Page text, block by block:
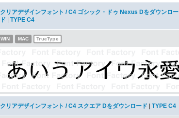
クリアデザインフォント / C4 ゴシック・ドゥ Nexus Dをダウンロー
ド
TYPE C4
WIN MAC TrueType
クリアデザインフォント / C4 スクエア Dをダウンロード TYPE C4